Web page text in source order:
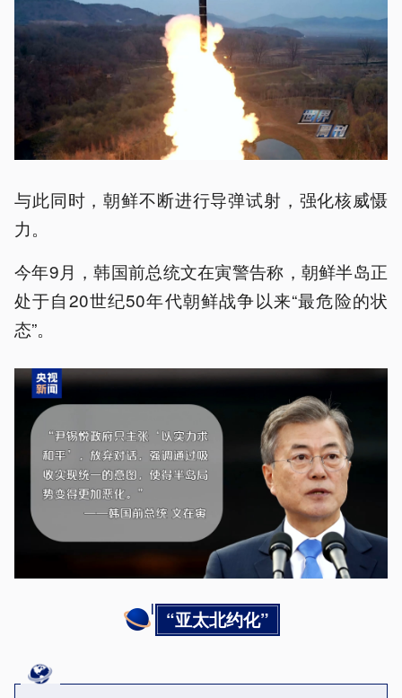
与此同时，朝鲜不断进行导弹试射，强化核威慑
力。
今年9月，韩国前总统文在寅警告称，朝鲜半岛正
处于自20世纪50年代朝鲜战争以来“最危险的状
态”。
“亚太北约化”